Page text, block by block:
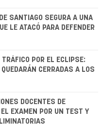
SANTIAGO SEGURA A UNA
LE ATACÓ PARA DEFENDER
POR EL ECLIPSE:
CERRADAS A LOS
DOCENTES DE
EXAMEN POR UN TEST Y